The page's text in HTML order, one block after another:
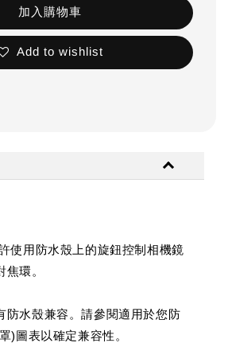
加入購物車
Add to wishlist
使用防水殼上的旋鈕控制相機鏡
環。
防水殼兼容。請參閱適用於您防
)圖表以確定兼容性。